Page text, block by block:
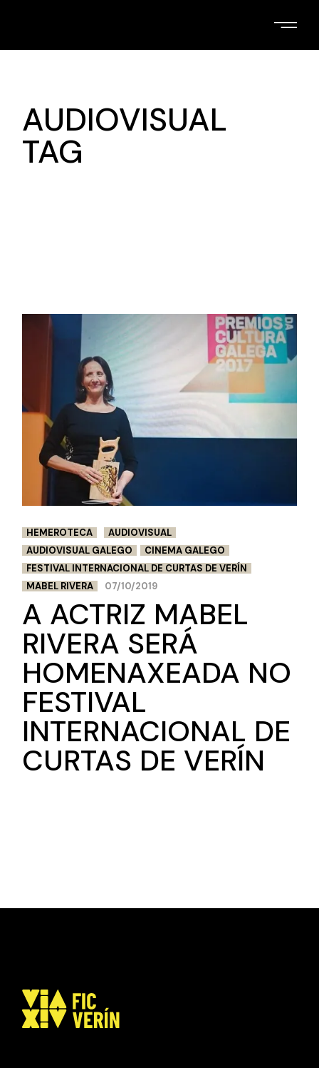
AUDIOVISUAL
TAG
HEMEROTECA
AUDIOVISUAL
AUDIOVISUAL GALEGO
CINEMA GALEGO
FESTIVAL INTERNACIONAL DE CURTAS DE VERÍN
MABEL RIVERA
07/10/2019
A ACTRIZ MABEL
RIVERA SERÁ
HOMENAXEADA NO
FESTIVAL
INTERNACIONAL DE
CURTAS DE VERÍN